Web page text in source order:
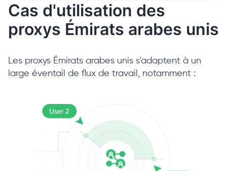
Cas d'utilisation des
proxys Émirats arabes unis
Les proxys Émirats arabes unis s'adaptent à un
large éventail de flux de travail, notamment :